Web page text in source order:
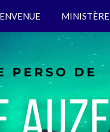
MINISTÈRE